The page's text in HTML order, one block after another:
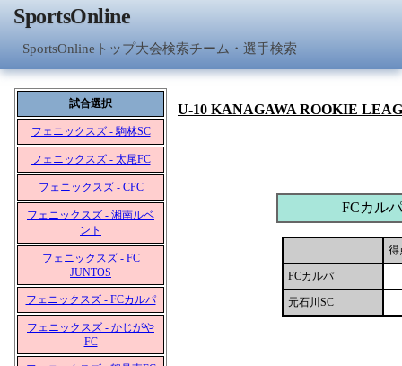
SportsOnline
SportsOnlineトップ大会検索チーム・選手検索
試合選択
フェニックスズ - 駒林SC
フェニックスズ - 太尾FC
フェニックスズ - CFC
フェニックスズ - 湘南ルベ
ント
フェニックスズ - FC
JUNTOS
フェニックスズ - FCカルパ
フェニックスズ - かじがや
FC
U-10 KANAGAWA ROOKIE
FCカルパ
得
FCカルパ
元石川SC